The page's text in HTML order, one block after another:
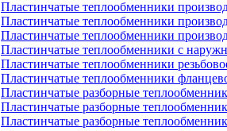
Пластинчатые теплообменники
Пластинчатые теплообменники
Пластинчатые теплообменники
Пластинчатые теплообменники с
Пластинчатые теплообменники
Пластинчатые теплообменники
Пластинчатые разборные
Пластинчатые разборные
Пластинчатые разборные